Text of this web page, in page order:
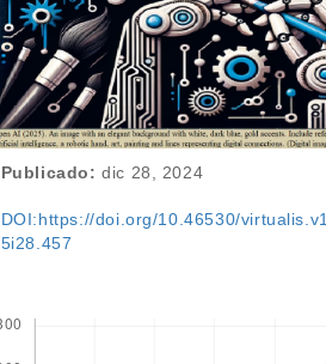
Publicado: dic 28, 2024
DOI:https://doi.org/10.46530/virtualis.v1
5i28.457